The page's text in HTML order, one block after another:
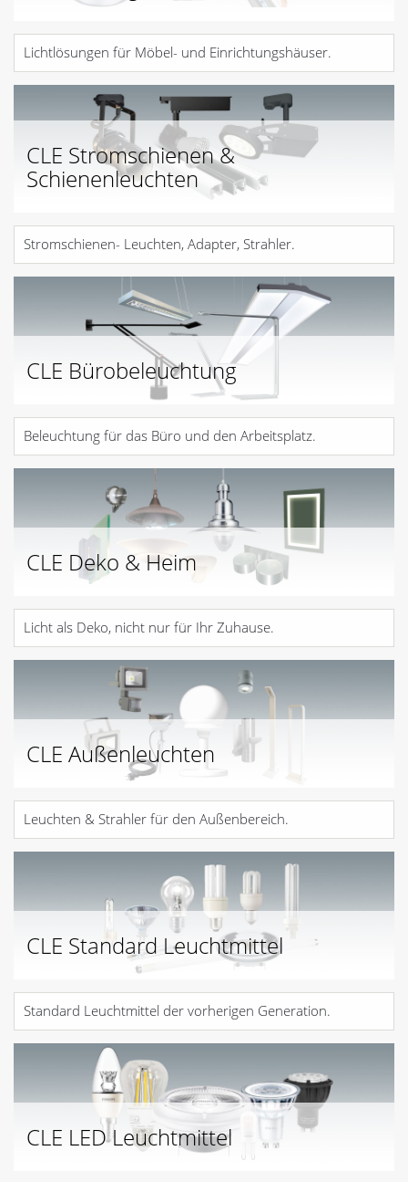
Lichtlösungen für Möbel- und Einrichtungshäuser.
CLE Stromschienen &
Schienenleuchten
Stromschienen- Leuchten, Adapter, Strahler.
CLE Bürobeleuchtung
Beleuchtung für das Büro und den Arbeitsplatz.
CLE Deko & Heim
Licht als Deko, nicht nur für Ihr Zuhause.
CLE Außenleuchten
Leuchten & Strahler für den Außenbereich.
CLE Standard Leuchtmittel
Standard Leuchtmittel der vorherigen Generation.
CLE LED Leuchtmittel